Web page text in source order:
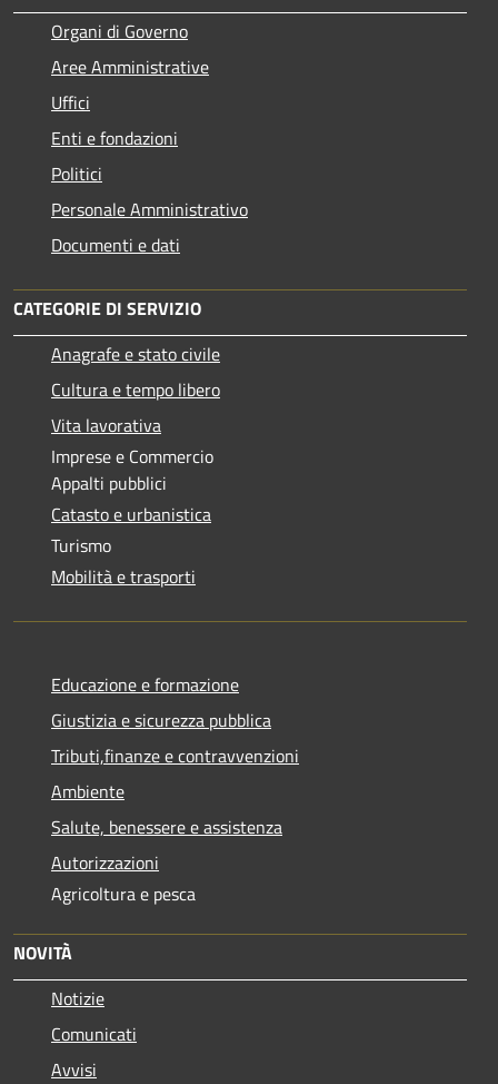
Organi di Governo
Aree Amministrative
Uffici
Enti e fondazioni
Politici
Personale Amministrativo
Documenti e dati
CATEGORIE DI SERVIZIO
Anagrafe e stato civile
Cultura e tempo libero
Vita lavorativa
Imprese e Commercio
Appalti pubblici
Catasto e urbanistica
Turismo
Mobilità e trasporti
Educazione e formazione
Giustizia e sicurezza pubblica
Tributi,finanze e contravvenzioni
Ambiente
Salute, benessere e assistenza
Autorizzazioni
Agricoltura e pesca
NOVITÀ
Notizie
Comunicati
Avvisi